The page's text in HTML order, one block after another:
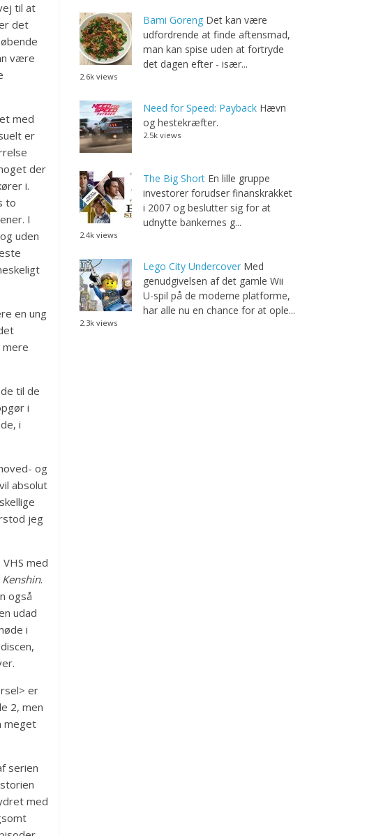
til at
det
være
med
er
der
i.
to
I
uden
en ung
mere
til de
i
i
og
absolut
jeg
med
.
også
udad
i
er
2, men
meget
serien
med
Bami Goreng Det kan være
udfordrende at finde aftensmad,
man kan spise uden at fortryde
det dagen efter - især...
2.6k views
Need for Speed: Payback Hævn
og hestekræfter.
2.5k views
The Big Short En lille gruppe
investorer forudser finanskrakket
i 2007 og beslutter sig for at
udnytte bankernes g...
2.4k views
Lego City Undercover Med
genudgivelsen af det gamle Wii
U-spil på de moderne platforme,
har alle nu en chance for at ople...
2.3k views